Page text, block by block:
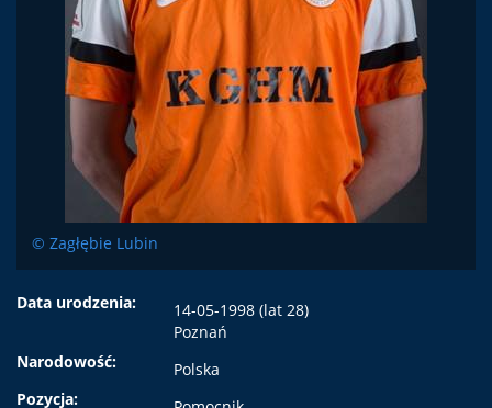
© Zagłębie Lubin
Data urodzenia:
14-05-1998 (lat 28)
Poznań
Narodowość:
Polska
Pozycja: